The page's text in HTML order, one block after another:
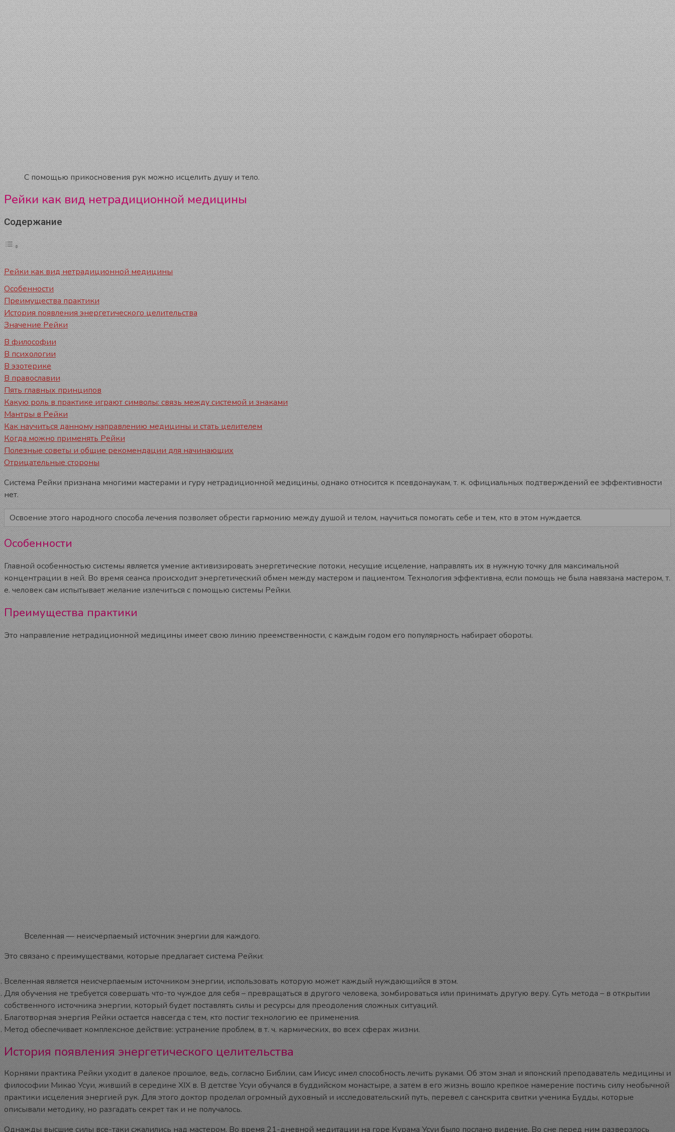
С помощью прикосновения рук можно исцелить душу и тело.
Рейки как вид нетрадиционной медицины
Содержание
Рейки как вид нетрадиционной медицины
Особенности
Преимущества практики
История появления энергетического целительства
Значение Рейки
В философии
В психологии
В эзотерике
В православии
Пять главных принципов
Какую роль в практике играют символы: связь между системой и знаками
Мантры в Рейки
Как научиться данному направлению медицины и стать целителем
Когда можно применять Рейки
Полезные советы и общие рекомендации для начинающих
Отрицательные стороны
Система Рейки признана многими мастерами и гуру нетрадиционной медицины, однако относится к псевдонаукам, т. к. официальных подтверждений ее эффективности
нет.
Освоение этого народного способа лечения позволяет обрести гармонию между душой и телом, научиться помогать себе и тем, кто в этом нуждается.
Особенности
Главной особенностью системы является умение активизировать энергетические потоки, несущие исцеление, направлять их в нужную точку для максимальной
концентрации в ней. Во время сеанса происходит энергетический обмен между мастером и пациентом. Технология эффективна, если помощь не была навязана мастером, т.
е. человек сам испытывает желание излечиться с помощью системы Рейки.
Преимущества практики
Это направление нетрадиционной медицины имеет свою линию преемственности, с каждым годом его популярность набирает обороты.
Вселенная — неисчерпаемый источник энергии для каждого.
Это связано с преимуществами, которые предлагает система Рейки:
Вселенная является неисчерпаемым источником энергии, использовать которую может каждый нуждающийся в этом.
Для обучения не требуется совершать что-то чуждое для себя – превращаться в другого человека, зомбироваться или принимать другую веру. Суть метода – в открытии
собственного источника энергии, который будет поставлять силы и ресурсы для преодоления сложных ситуаций.
Благотворная энергия Рейки остается навсегда с тем, кто постиг технологию ее применения.
Метод обеспечивает комплексное действие: устранение проблем, в т. ч. кармических, во всех сферах жизни.
История появления энергетического целительства
Корнями практика Рейки уходит в далекое прошлое, ведь, согласно Библии, сам Иисус имел способность лечить руками. Об этом знал и японский преподаватель медицины и
философии Микао Усуи, живший в середине XIX в. В детстве Усуи обучался в буддийском монастыре, а затем в его жизнь вошло крепкое намерение постичь силу необычной
практики исцеления энергией рук. Для этого доктор проделал огромный духовный и исследовательский путь, перевел с санскрита свитки ученика Будды, которые
описывали методику, но разгадать секрет так и не получалось.
Однажды высшие силы все-таки сжалились над мастером. Во время 21-дневной медитации на горе Курама Усуи было послано видение. Во сне перед ним разверзлось